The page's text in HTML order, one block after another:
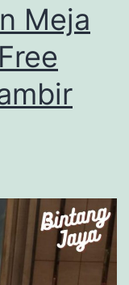
Meja